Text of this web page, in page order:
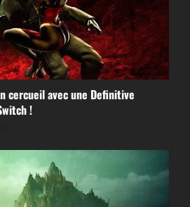
cercueil avec une Definitive
!